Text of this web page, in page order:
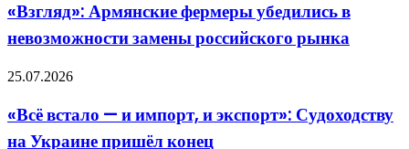
сделки
фермеры
убедились
в
замены
российского
«Взгляд»: Армянские фермеры убедились в
невозможности замены российского рынка
«Всё
—
и
импорт,
25.07.2026
«Всё встало — и импорт, и экспорт»: Судоходству
на Украине пришёл конец